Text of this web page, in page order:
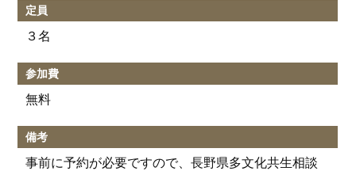
定員
３名
参加費
無料
備考
事前に予約が必要ですので、長野県多文化共生相談